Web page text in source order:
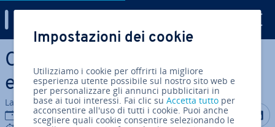
Vai al contenuto prin­ci­pa­le
Cos’è XMPP? Ca­rat­te­ri­sti­che
e fun­zio­na­li­tà
La redazione di IONOS
31 ott 2022
Condividi
Impostazioni dei cookie
Utilizziamo i cookie per offrirti la migliore
esperienza utente possibile sul nostro sito web e
per personalizzare gli annunci pubblicitari in
base ai tuoi interessi. Fai clic suAccetta tutto per
acconsentire all'uso di tutti i cookie. Puoi anche
scegliere quali cookie consentire selezionando le